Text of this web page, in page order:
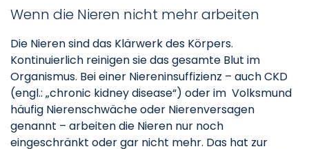
Wenn die Nieren nicht mehr arbeiten
Die Nieren sind das Klärwerk des Körpers.
Kontinuierlich reinigen sie das gesamte Blut im
Organismus. Bei einer Niereninsuffizienz – auch CKD
(engl.: „chronic kidney disease“) oder im Volksmund
häufig Nierenschwäche oder Nierenversagen
genannt – arbeiten die Nieren nur noch
eingeschränkt oder gar nicht mehr. Das hat zur